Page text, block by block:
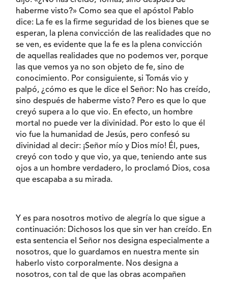
haberme visto?» Como sea que el apóstol Pablo
dice: La fe es la firme seguridad de los bienes que se
esperan, la plena convicción de las realidades que no
se ven, es evidente que la fe es la plena convicción
de aquellas realidades que no podemos ver, porque
las que vemos ya no son objeto de fe, sino de
conocimiento. Por consiguiente, si Tomás vio y
palpó, ¿cómo es que le dice el Señor: No has creído,
sino después de haberme visto? Pero es que lo que
creyó supera a lo que vio. En efecto, un hombre
mortal no puede ver la divinidad. Por esto lo que él
vio fue la humanidad de Jesús, pero confesó su
divinidad al decir: ¡Señor mío y Dios mío! Él, pues,
creyó con todo y que vio, ya que, teniendo ante sus
ojos a un hombre verdadero, lo proclamó Dios, cosa
que escapaba a su mirada.
Y es para nosotros motivo de alegría lo que sigue a
continuación: Dichosos los que sin ver han creído. En
esta sentencia el Señor nos designa especialmente a
nosotros, que lo guardamos en nuestra mente sin
haberlo visto corporalmente. Nos designa a
nosotros, con tal de que las obras acompañen